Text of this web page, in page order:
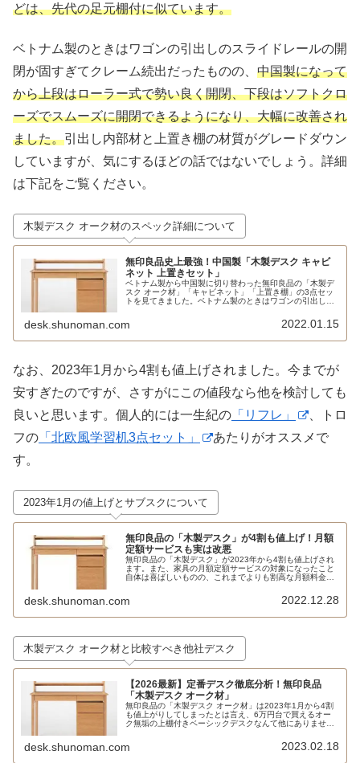
どは、先代の足元棚付に似ています。
ベトナム製のときはワゴンの引出しのスライドレールの開
閉が固すぎてクレーム続出だったものの、 中国製になって
から上段はローラー式で勢い良く開閉、下段はソフトクロ
ーズでスムーズに開閉できるようになり、大幅に改善され
ました。引出し内部材と上置き棚の材質がグレードダウン
していますが、気にするほどの話ではないでしょう。詳細
は下記をご覧ください。
木製デスク オーク材のスペック詳細について
無印良品史上最強！中国製「木製デスク キャビ
ネット 上置きセット」
ベトナム製から中国製に切り替わった無印良品の「木製デ
スク オーク材」「キャビネット」「上置き棚」の3点セッ
トを見てきました。ベトナム製のときはワゴンの引出しの
ズになるなど大幅に改善しています。上置き棚にはクラン
プ式のデスクライトも取付け可能なので、5万円以下で学
desk.shunoman.com 2022.01.15
なお、2023年1月から4割も値上げされました。今までが
安すぎたのですが、さすがにこの値段なら他を検討しても
良いと思います。個人的には一生紀の 「リフレ」
、トロ
フの 「北欧風学習机3点セット」
あたりがオススメで
す。
2023年1月の値上げとサブスクについて
無印良品の「木製デスク」が4割も値上げ！月額
定額サービスも実は改悪
無印良品の「木製デスク」が2023年から4割も値上げされ
ます。また、家具の月額定額サービスの対象になったこと
自体は喜ばしいものの、これまでよりも割高な月額料金設
desk.shunoman.com 2022.12.28
木製デスク オーク材と比較すべき他社デスク
【2026最新】定番デスク徹底分析！無印良品
「木製デスク オーク材」
無印良品の「木製デスク オーク材」は2023年1月から4割
も値上がりしてしまったとは言え、6万円台で買えるオー
ク無垢の上棚付きベーシックデスクなんて他にありませ
desk.shunoman.com 2023.02.18